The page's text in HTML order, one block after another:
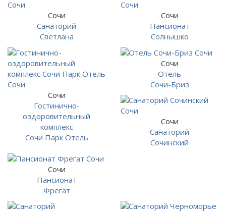
Сочи
Санаторий
Светлана
Сочи
Пансионат
Солнышко
Сочи
Гостинично-
оздоровительный
комплекс
Сочи Парк Отель
Сочи
Отель
Сочи-Бриз
Сочи
Санаторий
Сочинский
Сочи
Пансионат
Фрегат